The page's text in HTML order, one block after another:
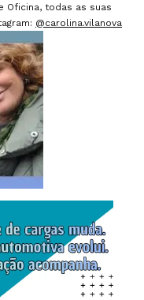
Oficina, todas as suas
@carolina.vilanova